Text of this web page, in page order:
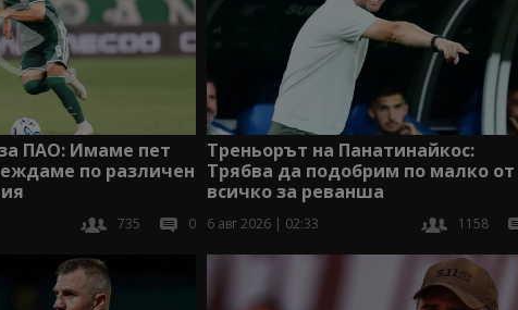
ПАО: Имаме пет
по различен
735 0
Треньорът на Панатинайкос:
Трябва да подобрим по малко от
всичко за реванша
6 авг 2026 | 02:33 1158